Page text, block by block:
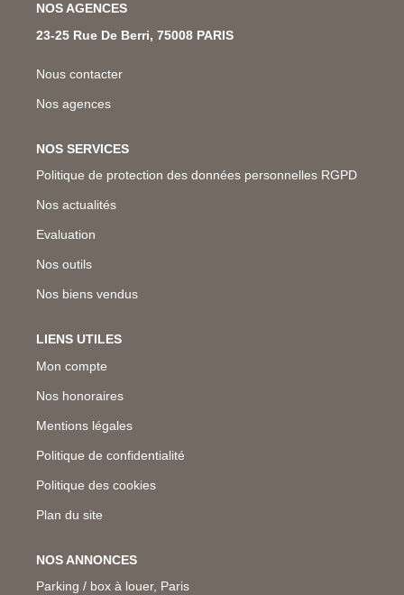
NOS AGENCES
23-25 Rue De Berri, 75008 PARIS
Nous contacter
Nos agences
NOS SERVICES
Politique de protection des données personnelles RGPD
Nos actualités
Evaluation
Nos outils
Nos biens vendus
LIENS UTILES
Mon compte
Nos honoraires
Mentions légales
Politique de confidentialité
Politique des cookies
Plan du site
NOS ANNONCES
Parking / box à louer, Paris